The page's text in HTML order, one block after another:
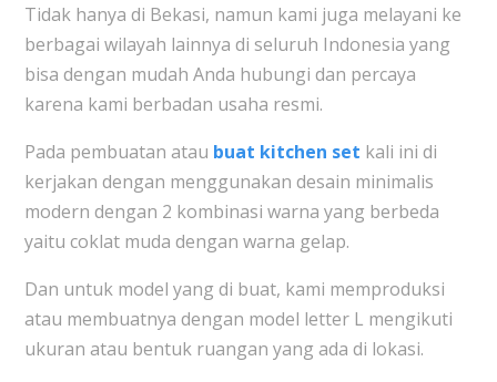
Tidak hanya di Bekasi, namun kami juga melayani ke
berbagai wilayah lainnya di seluruh Indonesia yang
bisa dengan mudah Anda hubungi dan percaya
karena kami berbadan usaha resmi.
Pada pembuatan atau buat kitchen set kali ini di
kerjakan dengan menggunakan desain minimalis
modern dengan 2 kombinasi warna yang berbeda
yaitu coklat muda dengan warna gelap.
Dan untuk model yang di buat, kami memproduksi
atau membuatnya dengan model letter L mengikuti
ukuran atau bentuk ruangan yang ada di lokasi.